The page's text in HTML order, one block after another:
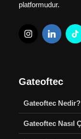
platformudur.
Gateoftec
Gateoftec Nedir?
Gateoftec Nasıl